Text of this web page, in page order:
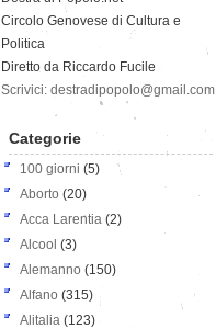
Circolo Genovese di Cultura e
Politica
Diretto da Riccardo Fucile
Scrivici: destradipopolo@gmail.com
Categorie
100 giorni (5)
Aborto (20)
Acca Larentia (2)
Alcool (3)
Alemanno (150)
Alfano (315)
Alitalia (123)